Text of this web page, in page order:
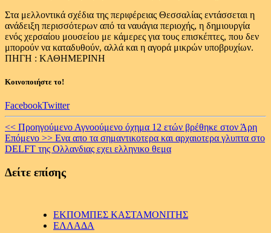
Στα μελλοντικά σχέδια της περιφέρειας Θεσσαλίας εντάσσεται η
ανάδειξη περισσότερων από τα ναυάγια περιοχής, η δημιουργία
ενός χερσαίου μουσείου με κάμερες για τους επισκέπτες, που δεν
μπορούν να καταδυθούν, αλλά και η αγορά μικρών υποβρυχίων.
ΠΗΓΗ : ΚΑΘΗΜΕΡΙΝΗ
Κοινοποιήστε το!
FacebookTwitter
Continue
Reading
<< Προηγούμενο Αγνοούμενο όχημα 12 ετών βρέθηκε στον Άρη
Επόμενο >> Ενα απο τα σημαντικοτερα και αρχαιοτερα γλυπτα στο
DELFT της Ολλανδιας εχει ελληνικο θεμα
Δείτε επίσης
ΕΚΠΟΜΠΕΣ ΚΑΣΤΑΜΟΝΙΤΗΣ
ΕΛΛΑΔΑ